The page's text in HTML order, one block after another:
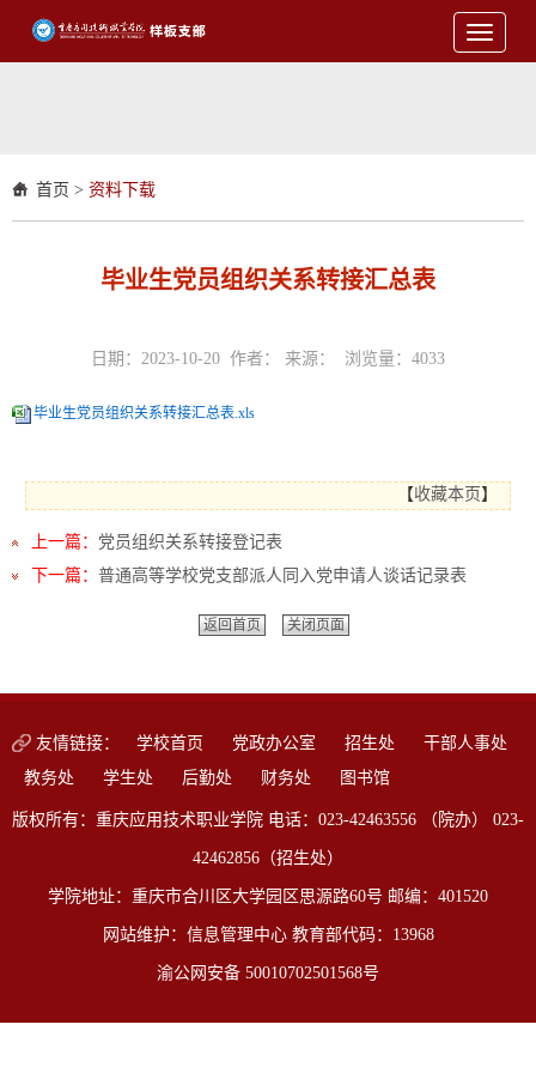
Toggle
首页 > 资料下载
毕业生党员组织关系转接汇总表
日期：2023-10-20 作者： 来源： 浏览量： 4033
毕业生党员组织关系转接汇总表.xls
【收藏本页 】
上一篇： 党员组织关系转接登记表
下一篇： 普通高等学校党支部派人同入党申请人谈话记录表
返回首页 关闭页面
友情链接： 学校首页 党政办公室 招生处
干部人事处
教务处
学生处 后勤处 财务处 图书馆
版权所有：重庆应用技术职业学院 电话：023-42463556 （院办） 023-
42462856（招生处）
学院地址：重庆市合川区大学园区思源路60号 邮编：401520
网站维护：信息管理中心 教育部代码：13968
渝公网安备 50010702501568号